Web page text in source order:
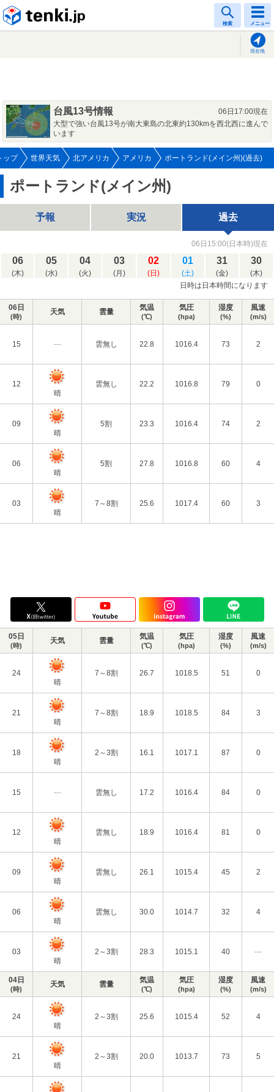
検索 メニュー
現在地
台風13号情報
06日17:00現在
大型で強い台風13号が南大東島の北東約130kmを西北西に進んで
います
ップ 世界天気 北アメリカ アメリカ ポートランド(メイン州)(過去)
ポートランド(メイン州)
予報 実況 過去
06日15:00(日本時)現在
06
(木)
05
(水)
04
(火)
03
(月)
02
(日)
01
(土)
31
(金)
30
(木)
日時は日本時間になります
06日
(時)
天気 雲量 気温
(℃)
気圧
(hpa)
湿度
(%)
風速
(m/s)
15 --- 雲無し 22.8 1016.4 73 2
12
晴
雲無し 22.2 1016.8 79 0
09
晴
5割 23.3 1016.4 74 2
06
晴
5割 27.8 1016.8 60 4
03
晴
7～8割 25.6 1017.4 60 3
05日
(時)
天気 雲量 気温
(℃)
気圧
(hpa)
湿度
(%)
風速
(m/s)
24
晴
7～8割 26.7 1018.5 51 0
21
晴
7～8割 18.9 1018.5 84 3
18
晴
2～3割 16.1 1017.1 87 0
15 --- 雲無し 17.2 1016.4 84 0
12
晴
雲無し 18.9 1016.4 81 0
09
晴
雲無し 26.1 1015.4 45 2
06
晴
雲無し 30.0 1014.7 32 4
03
晴
2～3割 28.3 1015.1 40 ---
04日
(時)
天気 雲量 気温
(℃)
気圧
(hpa)
湿度
(%)
風速
(m/s)
24
晴
2～3割 25.6 1015.4 52 4
21
晴
2～3割 20.0 1013.7 73 5